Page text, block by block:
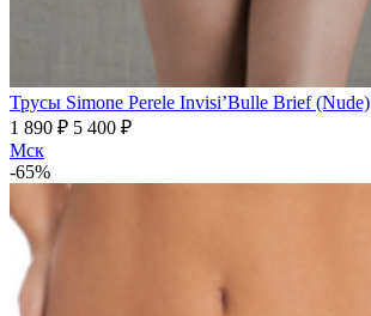
Трусы Simone Perele Invisi’Bulle Brief (Nude)
1 890 ₽ 5 400 ₽
Мск
-65%